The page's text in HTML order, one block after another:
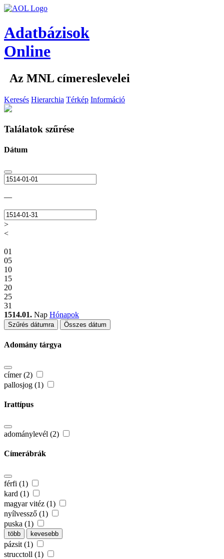
Adatbázisok
Online
Az MNL címereslevelei
Keresés Hierarchia Térkép Információ
Találatok szűrése
Dátum
—
>
<
01
05
10
15
20
25
31
1514.01. Nap Hónapok
Szűrés dátumra Összes dátum
Adomány tárgya
címer (2)
pallosjog (1)
Irattípus
adománylevél (2)
Címerábrák
férfi (1)
kard (1)
magyar vitéz (1)
nyílvessző (1)
puska (1)
több kevesebb
pázsit (1)
strucctoll (1)